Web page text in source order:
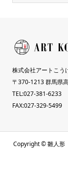
株式会社アートこう
〒370-1213 群馬県
TEL:027-381-6233
FAX:027-329-5499
Copyright ©雛人形